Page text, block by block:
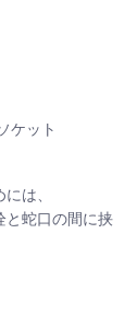
ケット
は、
と蛇口の間に挟